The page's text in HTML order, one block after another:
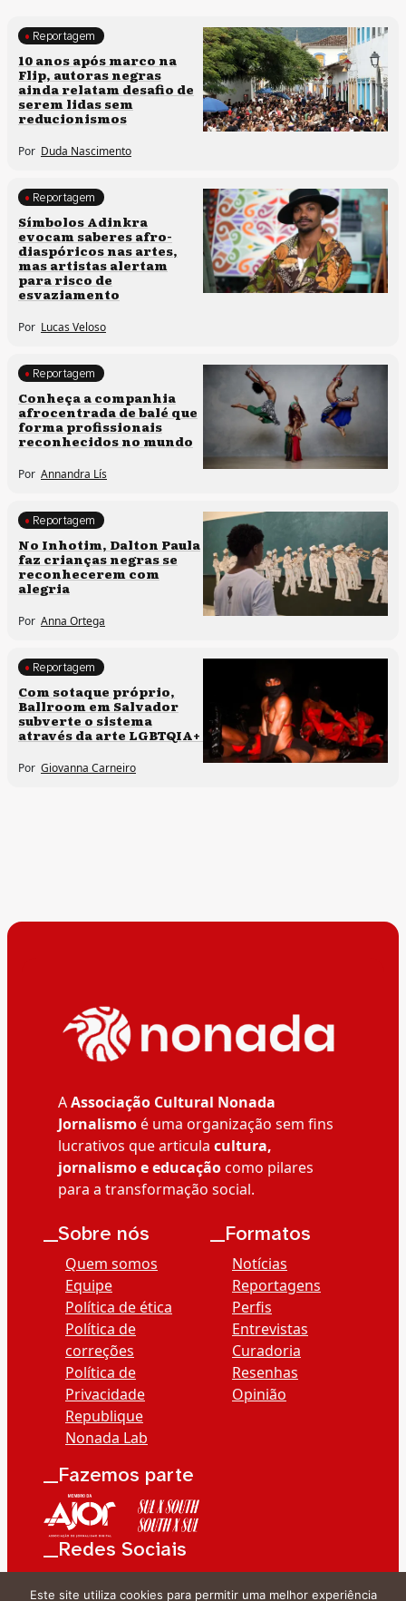
Processos artísticos
Reportagem
10 anos após marco na
Flip, autoras negras
ainda relatam desafio de
serem lidas sem
reducionismos
Por Duda Nascimento
Processos artísticos
Reportagem
Símbolos Adinkra
evocam saberes afro-
diaspóricos nas artes,
mas artistas alertam
para risco de
esvaziamento
Por Lucas Veloso
Culturas populares
Processos artísticos
Reportagem
Conheça a companhia
afrocentrada de balé que
forma profissionais
reconhecidos no mundo
Por Annandra Lís
Processos artísticos
Reportagem
No Inhotim, Dalton Paula
faz crianças negras se
reconhecerem com
alegria
Por Anna Ortega
Direitos humanos
Processos artísticos
Reportagem
Com sotaque próprio,
Ballroom em Salvador
subverte o sistema
através da arte LGBTQIA+
Por Giovanna Carneiro
AAssociação Cultural Nonada
Jornalismoé uma organização sem fins
lucrativos que articula cultura,
jornalismo e educaçãocomo pilares
para a transformação social.
__Sobre nós
Quem somos
Equipe
Política de ética
Política de
correções
Política de
Privacidade
Republique
Nonada Lab
__Formatos
Notícias
Reportagens
Perfis
Entrevistas
Curadoria
Resenhas
Opinião
__Fazemos parte
__Redes Sociais
Este site utiliza cookies para permitir uma melhor experiência